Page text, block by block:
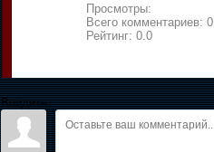
Просмотры:
Всего комментариев: 0
Рейтинг: 0.0
Войдите: